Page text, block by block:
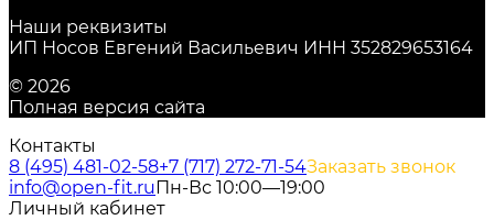
Наши реквизиты
ИП Носов Евгений Васильевич ИНН 352829653164
© 2026
Полная версия сайта
Контакты
8 (495) 481-02-58+7 (717) 272-71-54Заказать звонок
info@open-fit.ruПн-Вс 10:00—19:00
Личный кабинет